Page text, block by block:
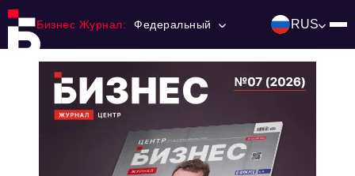
Бизнес Журнал: Федеральный RUS